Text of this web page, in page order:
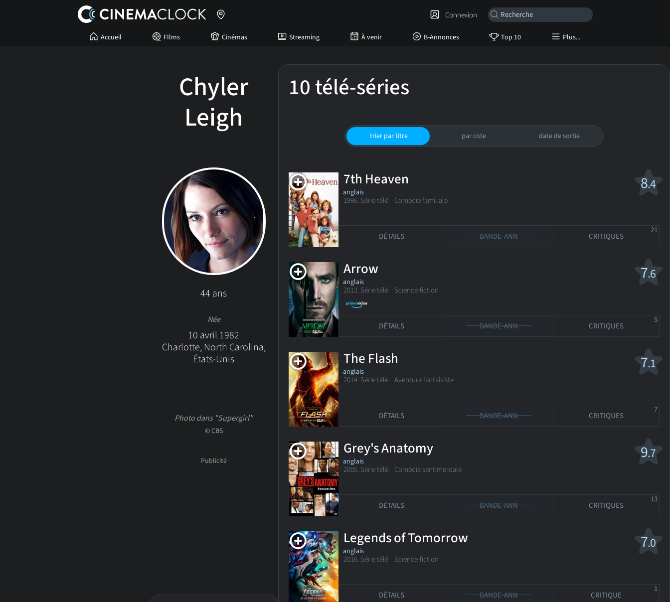
Accueil FIlms Cinémas Streaming À venir B-Annonces Top 10 Plus...
Connexion
Chyler
Leigh
44 ans
Née
10 avril 1982
Charlotte, North Carolina,
États-Unis
Photo dans "Supergirl"
© CBS
10 télé-séries
trier par titre par cote date de sortie
8.4
7th Heaven
anglais
1996. Série téléComédie familiale
DÉTAILS BANDE-ANN CRITIQUES
21
7.6
Arrow
anglais
2012. Série téléScience-fiction
DÉTAILS BANDE-ANN CRITIQUES
5
7.1
The Flash
anglais
2014. Série téléAventure fantaisiste
DÉTAILS BANDE-ANN CRITIQUES
7
9.7
Grey's Anatomy
anglais
2005. Série téléComédie sentimentale
DÉTAILS BANDE-ANN CRITIQUES
13
7.0
Legends of Tomorrow
anglais
2016. Série téléScience-fiction
DÉTAILS BANDE-ANN CRITIQUE
1